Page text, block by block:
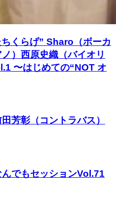
くらげ” Sharo（ボーカ
）西原史織（バイオリ
〜はじめての“NOT オ
芳彰（コントラバス）
でもセッションVol.71